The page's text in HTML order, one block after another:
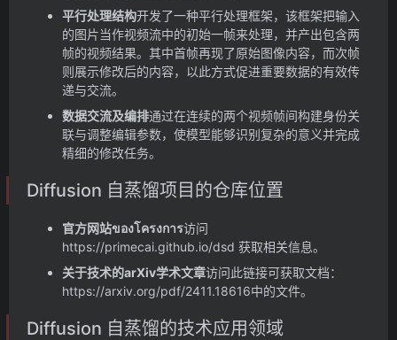
平行处理结构开发了一种平行处理框架，该框架把输入
的图片当作视频流中的初始一帧来处理，并产出包含两
帧的视频结果。其中首帧再现了原始图像内容，而次帧
则展示修改后的内容，以此方式促进重要数据的有效传
递与交流。
数据交流及编排通过在连续的两个视频帧间构建身份关
联与调整编辑参数，使模型能够识别复杂的意义并完成
精细的修改任务。
Diffusion 自蒸馏项目的仓库位置
官方网站ของโครงการ访问
https://primecai.github.io/dsd 获取相关信息。
关于技术的arXiv学术文章访问此链接可获取文档：
https://arxiv.org/pdf/2411.18616中的文件。
Diffusion 自蒸馏的技术应用领域